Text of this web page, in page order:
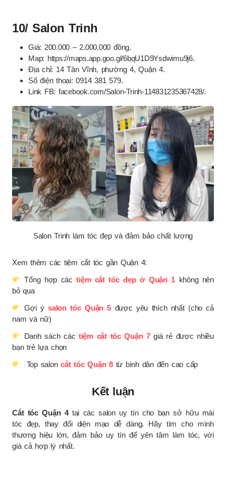
10/ Salon Trinh
Giá: 200.000 – 2.000.000 đồng.
Map: https://maps.app.goo.gl/6bqU1D9Ysdwimu9j6.
Địa chỉ: 14 Tân Vĩnh, phường 4, Quận 4.
Số điện thoại: 0914 381 579.
Link FB: facebook.com/Salon-Trinh-114831235367428/.
Salon Trinh làm tóc đẹp và đảm bảo chất lượng
Xem thêm các tiệm cắt tóc gần Quận 4:
Tổng hợp cáctiệm cắt tóc đẹp ở Quận 1 không nên
bỏ qua
Gợi ýsalon tóc Quận 5 được yêu thích nhất (cho cả
nam và nữ)
Danh sách các tiệm cắt tóc Quận 7giá rẻ được nhiều
bạn trẻ lựa chọn
Top saloncắt tóc Quận 8từ bình dân đến cao cấp
Kết luận
Cắt tóc Quận 4 tại các salon uy tín cho bạn sở hữu mái
tóc đẹp, thay đổi diện mạo dễ dàng. Hãy tìm cho mình
thương hiệu lớn, đảm bảo uy tín để yên tâm làm tóc, với
giá cả hợp lý nhất.